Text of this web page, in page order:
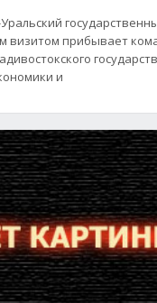
визитом прибывает
и